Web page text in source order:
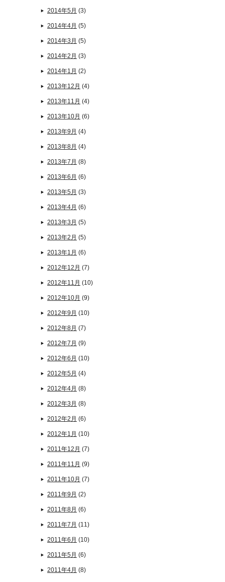
2014年5月 (3)
2014年4月 (5)
2014年3月 (5)
2014年2月 (3)
2014年1月 (2)
2013年12月 (4)
2013年11月 (4)
2013年10月 (6)
2013年9月 (4)
2013年8月 (4)
2013年7月 (8)
2013年6月 (6)
2013年5月 (3)
2013年4月 (6)
2013年3月 (5)
2013年2月 (5)
2013年1月 (6)
2012年12月 (7)
2012年11月 (10)
2012年10月 (9)
2012年9月 (10)
2012年8月 (7)
2012年7月 (9)
2012年6月 (10)
2012年5月 (4)
2012年4月 (8)
2012年3月 (8)
2012年2月 (6)
2012年1月 (10)
2011年12月 (7)
2011年11月 (9)
2011年10月 (7)
2011年9月 (2)
2011年8月 (6)
2011年7月 (11)
2011年6月 (10)
2011年5月 (6)
2011年4月 (8)